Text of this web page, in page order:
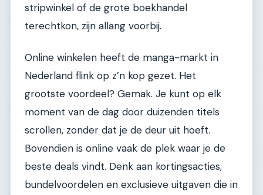
stripwinkel of de grote boekhandel
terechtkon, zijn allang voorbij.
Online winkelen heeft de manga-markt in
Nederland flink op z’n kop gezet. Het
grootste voordeel? Gemak. Je kunt op elk
moment van de dag door duizenden titels
scrollen, zonder dat je de deur uit hoeft.
Bovendien is online vaak de plek waar je de
beste deals vindt. Denk aan kortingsacties,
bundelvoordelen en exclusieve uitgaven die in